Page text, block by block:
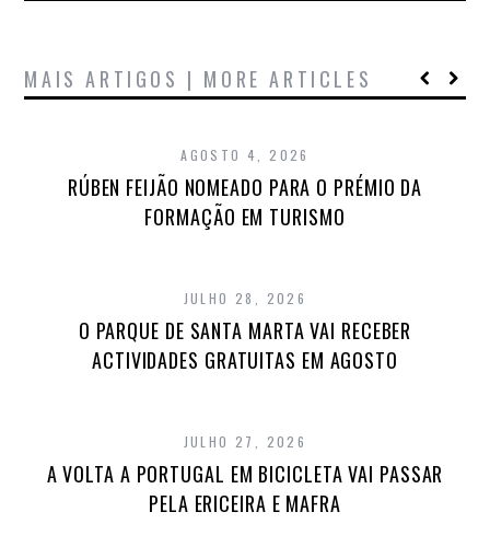
MAIS ARTIGOS | MORE ARTICLES
AGOSTO 4, 2026
RÚBEN FEIJÃO NOMEADO PARA O PRÉMIO DA
FORMAÇÃO EM TURISMO
JULHO 28, 2026
O PARQUE DE SANTA MARTA VAI RECEBER
ACTIVIDADES GRATUITAS EM AGOSTO
JULHO 27, 2026
A VOLTA A PORTUGAL EM BICICLETA VAI PASSAR
PELA ERICEIRA E MAFRA